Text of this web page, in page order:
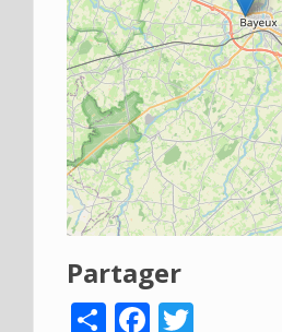
Partager
ShareFacebook